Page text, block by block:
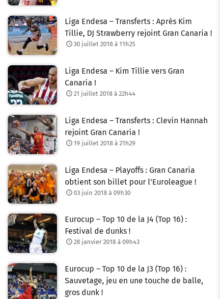
Liga Endesa – Transferts : Après Kim
Tillie, DJ Strawberry rejoint Gran Canaria !
30 juillet 2018 à 11h25
Liga Endesa – Kim Tillie vers Gran
Canaria !
21 juillet 2018 à 22h44
Liga Endesa – Transferts : Clevin Hannah
rejoint Gran Canaria !
19 juillet 2018 à 21h29
Liga Endesa – Playoffs : Gran Canaria
obtient son billet pour l’Euroleague !
03 juin 2018 à 09h30
Eurocup – Top 10 de la J4 (Top 16) :
Festival de dunks !
28 janvier 2018 à 09h43
Eurocup – Top 10 de la J3 (Top 16) :
Sauvetage, jeu en une touche de balle,
gros dunk !